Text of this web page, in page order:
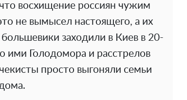
восхищение россиян чужим
не вымысел настоящего, а их
заходили в Киев в 20-
ими Голодомора и расстрелов
просто выгоняли семьи